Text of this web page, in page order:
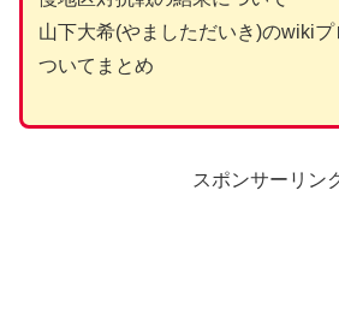
山下大希(やましただいき)のwiki
ついてまとめ
スポンサーリン